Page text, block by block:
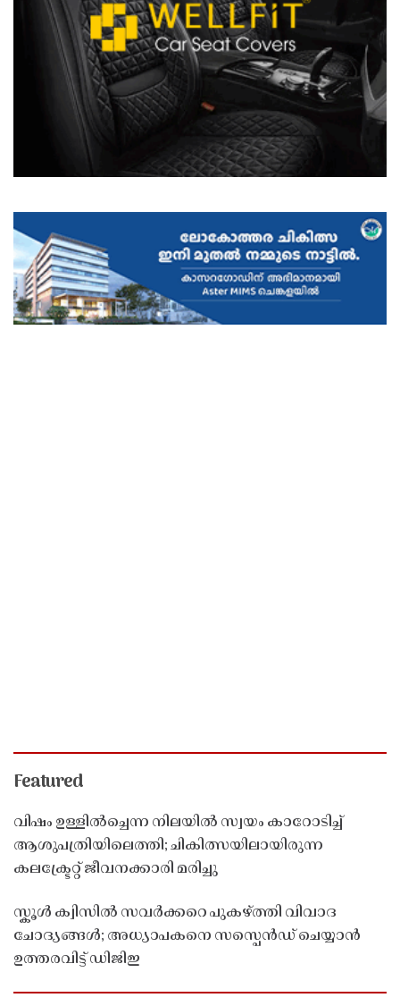
Featured
വിഷം ഉള്ളിൽച്ചെന്ന നിലയിൽ സ്വയം കാറോടിച്ച്
ആശുപത്രിയിലെത്തി; ചികിത്സയിലായിരുന്ന
കലക്ട്രേറ്റ് ജീവനക്കാരി മരിച്ചു
സ്കൂൾ ക്വിസിൽ സവർക്കറെ പുകഴ്ത്തി വിവാദ
ചോദ്യങ്ങൾ; അധ്യാപകനെ സസ്പെൻഡ് ചെയ്യാൻ
ഉത്തരവിട്ട് ഡിജിഇ